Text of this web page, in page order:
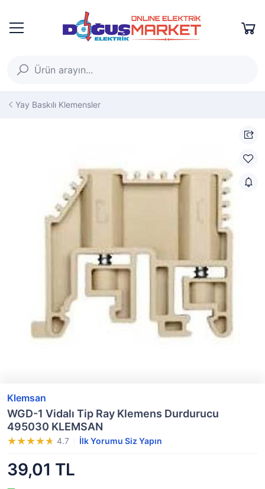
Yay Baskılı Klemensler
Klemsan
WGD-1 Vidalı Tip Ray Klemens Durdurucu
495030 KLEMSAN
4.7 İlk Yorumu Siz Yapın
39,01 TL